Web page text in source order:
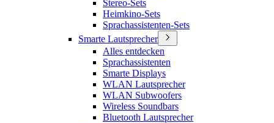
Stereo-Sets
Heimkino-Sets
Sprachassistenten-Sets
Smarte Lautsprecher
Alles entdecken
Sprachassistenten
Smarte Displays
WLAN Lautsprecher
WLAN Subwoofers
Wireless Soundbars
Bluetooth Lautsprecher